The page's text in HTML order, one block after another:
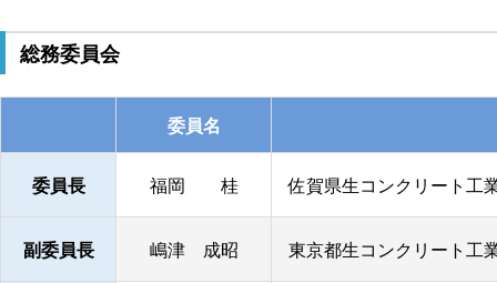
総務委員会
委員名
委員長 福岡 桂 佐賀県生コンクリート工
副委員長 嶋津 成昭 東京都生コンクリート工